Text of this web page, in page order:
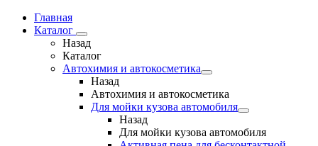
Главная
Каталог
Назад
Каталог
Автохимия и автокосметика
Назад
Автохимия и автокосметика
Для мойки кузова автомобиля
Назад
Для мойки кузова автомобиля